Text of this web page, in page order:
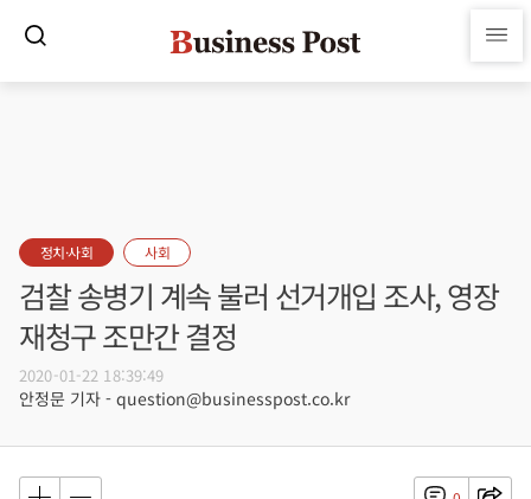
정치·사회 사회
검찰 송병기 계속 불러 선거개입 조사, 영장
재청구 조만간 결정
2020-01-22 18:39:49
안정문 기자 - question@businesspost.co.kr